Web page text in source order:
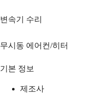
변속기 수리
무시동 에어컨/히터
기본 정보
제조사